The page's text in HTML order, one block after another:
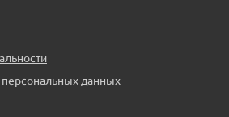
персональных данных